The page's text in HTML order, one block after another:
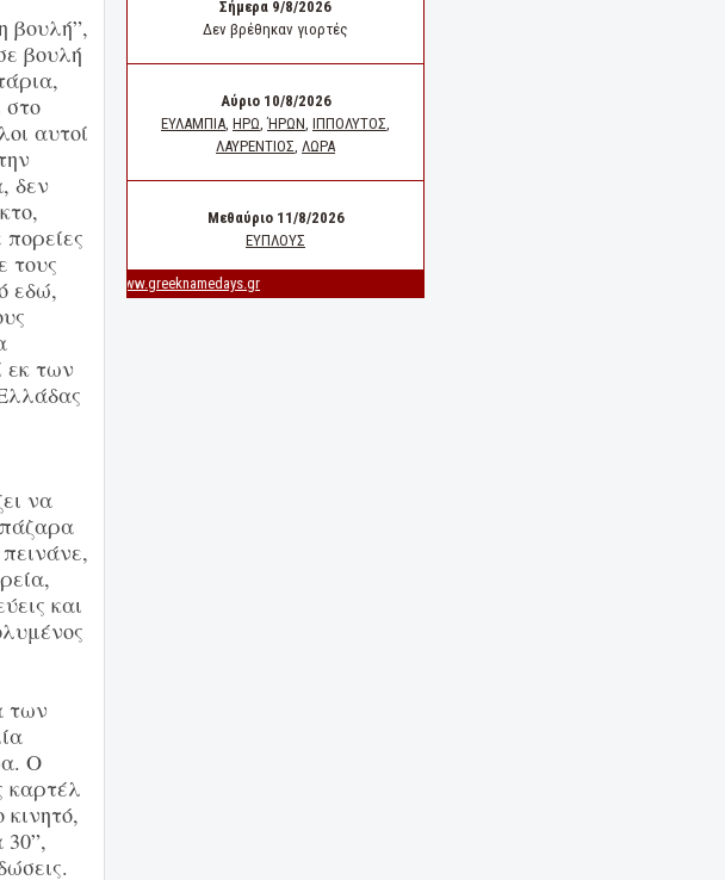
βουλή”,
βουλή
στο
αυτοί
δεν
τους
εδώ,
εκ των
να
και
των
Ο
καρτέλ
30”,